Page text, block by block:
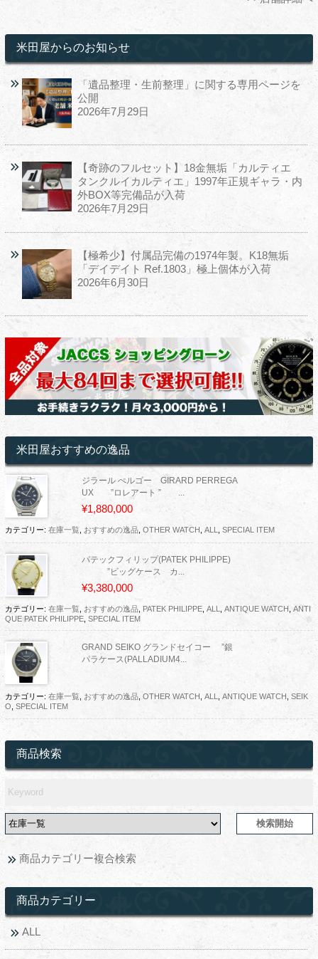
米田屋からのお知らせ
「遺品整理・生前整理」に関する専用ページを
公開
2026年7月29日
【奇跡のフルセット】18金無垢「カルティエ
タンクルイカルティエ」1997年正規ギャラ・内
外BOX等完備品が入荷
2026年7月29日
【極希少】付属品完備の1974年製。K18無垢
「デイデイト Ref.1803」極上個体が入荷
2026年6月30日
米田屋おすすめの逸品
ジラール ぺルゴー GIRARD PERREGA
UX ”ロレアート ” ...
¥1,880,000
カテゴリー: 在庫一覧, おすすめの逸品, OTHER WATCH ALL SPECIAL ITEM
パテックフィリップ(PATEK PHILIPPE)
”ビッグケース カ...
¥3,380,000
カテゴリー: 在庫一覧, おすすめの逸品, PATEK PHILIPPE, ALL ANTIQUE WATCH ANTI
QUE PATEK PHILIPPE, SPECIAL ITEM
GRAND SEIKO グランドセイコー ”銀
パラケース(PALLADIUM4...
カテゴリー: 在庫一覧, おすすめの逸品, OTHER WATCH ALL ANTIQUE WATCH
SEIK
O SPECIAL ITEM
商品検索
商品カテゴリー複合検索
商品カテゴリー
ALL